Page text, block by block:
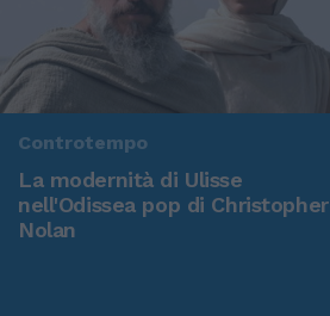
Controtempo
La modernità di Ulisse
nell'Odissea pop di Christopher
Nolan